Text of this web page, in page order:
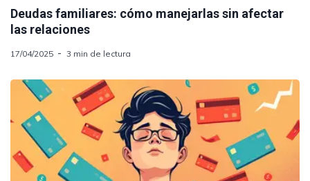
Deudas familiares: cómo manejarlas sin afectar
las relaciones
17/04/2025 3 min de lectura